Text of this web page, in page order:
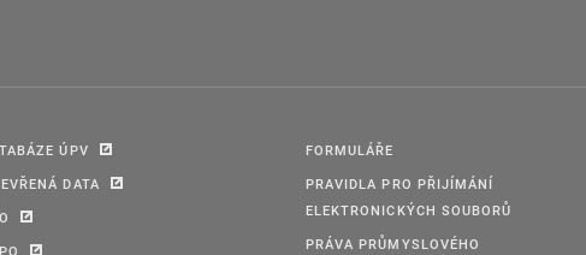
ÚPV
DATA
FORMULÁŘE
PRAVIDLA PRO PŘIJÍMÁNÍ
ELEKTRONICKÝCH SOUBORŮ
PRÁVA PRŮMYSLOVÉHO